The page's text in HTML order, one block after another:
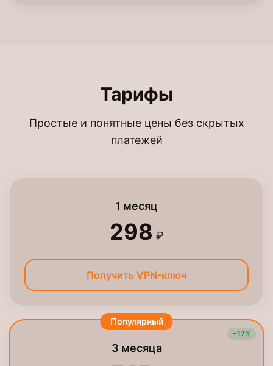
Тарифы
Простые и понятные цены без скрытых
платежей
1 месяц
298 ₽
Получить VPN-ключ
Популярный
−17%
3 месяца